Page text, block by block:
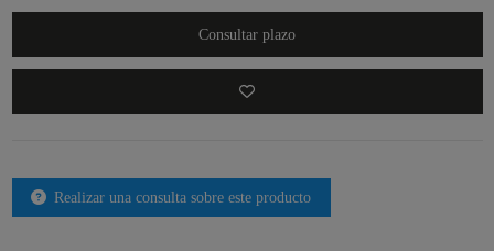
Consultar plazo
Realizar una consulta sobre este producto